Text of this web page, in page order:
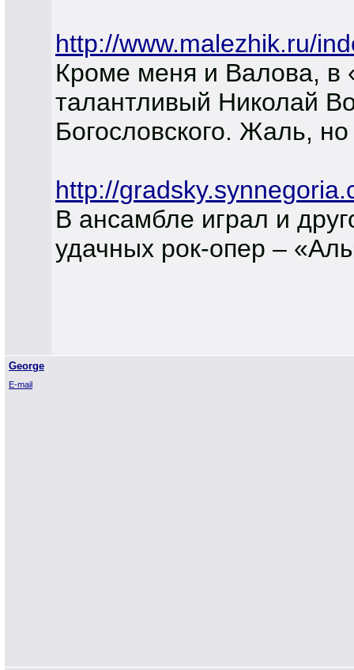
http://www.malezhik.ru/
Кроме меня и Валова, в
талантливый Николай
Богословского. Жаль,
http://
В ансамбле играл и
удачных рок-опер –
George
E-mail